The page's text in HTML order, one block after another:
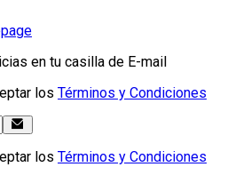
en tu casilla de E-mail
los Términos y Condiciones
los Términos y Condiciones